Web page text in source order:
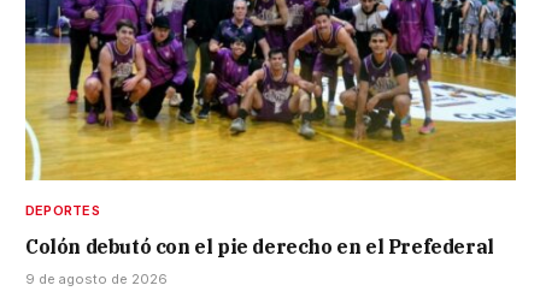
DEPORTES
Colón debutó con el pie derecho en el Prefederal
9 de agosto de 2026